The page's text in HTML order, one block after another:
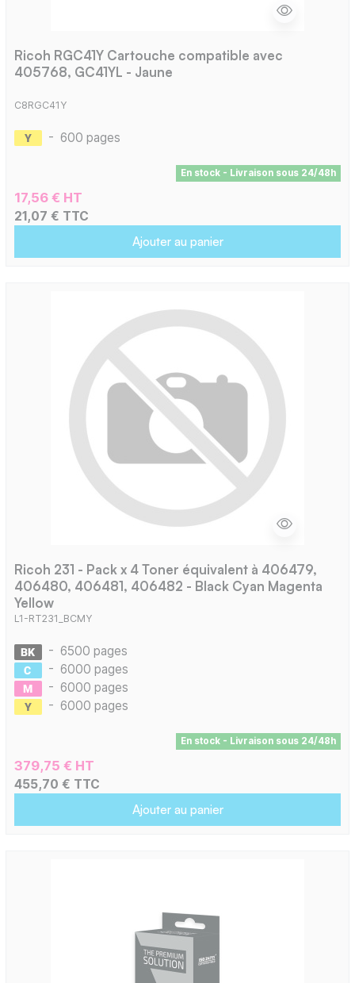
Ricoh RGC41Y Cartouche compatible avec
405768, GC41YL - Jaune
C8RGC41Y
- 600 pages
En stock - Livraison sous 24/48h
17,56 € HT
21,07 € TTC
Ajouter au panier
Ricoh 231 - Pack x 4 Toner équivalent à 406479,
406480, 406481, 406482 - Black Cyan Magenta
Yellow
L1-RT231_BCMY
- 6500 pages
- 6000 pages
- 6000 pages
- 6000 pages
En stock - Livraison sous 24/48h
379,75 € HT
455,70 € TTC
Ajouter au panier